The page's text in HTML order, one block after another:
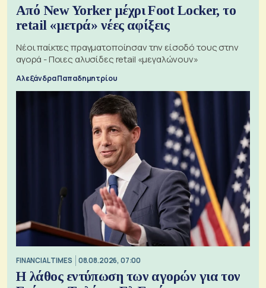
Από New Yorker μέχρι Foot Locker, το
retail «μετρά» νέες αφίξεις
Νέοι παίκτες πραγματοποίησαν την είσοδό τους στην
αγορά - Ποιες αλυσίδες retail «μεγαλώνουν»
Αλεξάνδρα Παπαδημητρίου
FINANCIAL TIMES 08.08.2026, 07:00
Η λάθος εντύπωση των αγορών για τον